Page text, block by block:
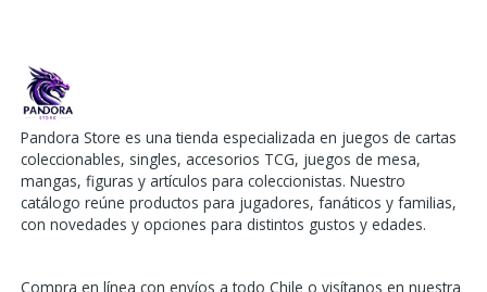
Pandora Store es una tienda especializada en juegos de cartas
coleccionables, singles, accesorios TCG, juegos de mesa,
mangas, figuras y artículos para coleccionistas. Nuestro
catálogo reúne productos para jugadores, fanáticos y familias,
con novedades y opciones para distintos gustos y edades.
Compra en línea con envíos a todo Chile o visítanos en nuestra